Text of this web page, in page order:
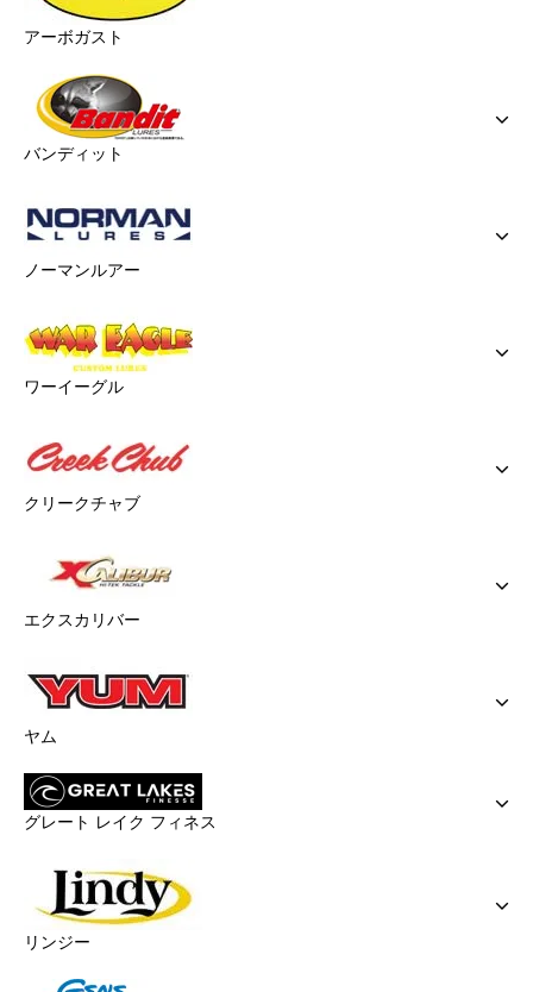
アーボガスト
バンディット
ノーマンルアー
ワーイーグル
クリークチャブ
エクスカリバー
ヤム
グレート レイク フィネス
リンジー